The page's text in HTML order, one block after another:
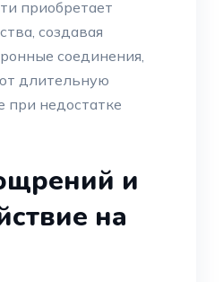
приобретает
создавая
соединения,
длительную
недостатке
и
на